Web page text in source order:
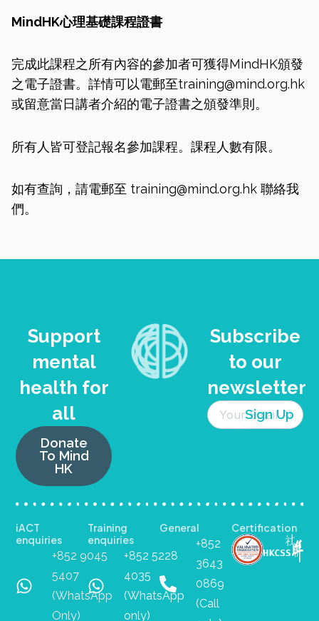
MindHK心理基礎課程證書
完成此課程之所有內容的參加者可獲得MindHK頒發
之電子證書。詳情可以電郵至training@mind.org.hk
或留意當日講者介紹的電子證書之頒發準則。
所有人皆可登記報名參加課程。課程人數有限。
如有查詢，請電郵至 training@mind.org.hk 聯絡我
們。
Support
mental
health for
all
Donate
To Mind
HK
Subscribe
to our
newsletter
iACT
enquiries
+852 9045
5407
(WhatsApp
Only)
Training
enquiries
+852 5228
4035
(WhatsApp
only)
General
+852
3643
0869
(Call
Certification